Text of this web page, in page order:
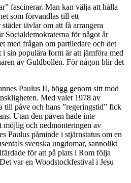
fascinerar. Man kan välja att hålla
som förvandlas till ett
tävlar om att få arrangera
Socialdemokraterna för något år
med frågan om partiledare och det
sin populära form är att jämföra med
av Guldbollen. För någon blir det
Paulus II, högg genom sitt mod
Med valet 1978 av
till påve och hans ”regeringstid” fick
Utan den påven hade inte
möjlig och nedmonteringen av
Paulus påminde i stjärnstatus om en
svenska ungdomar, sannolikt
för att på plats i Rom följa
var en Woodstockfestival i Jesu